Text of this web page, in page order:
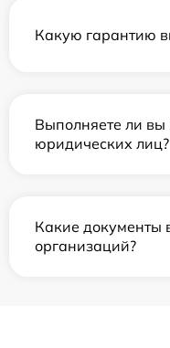
Какую гарантию
Выполняете ли вы
юридических лиц?
Какие документы
организаций?